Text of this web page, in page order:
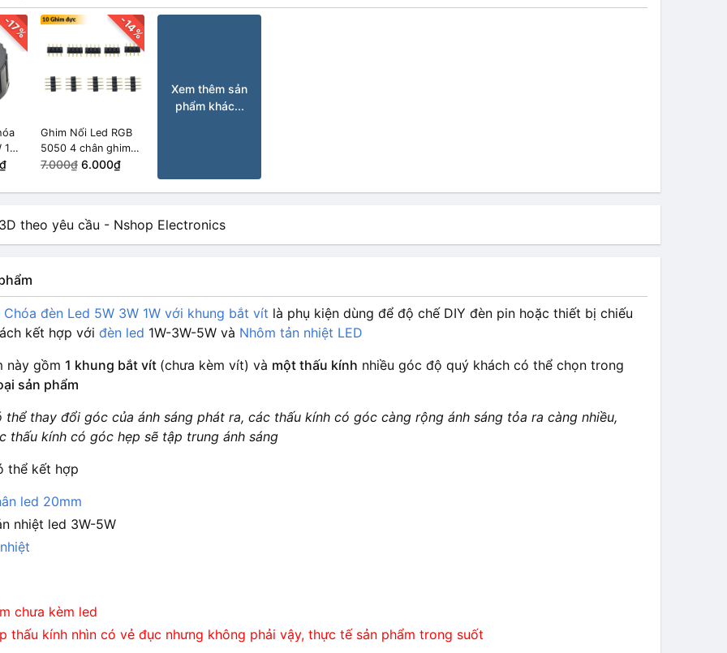
-17%
1W
-14%
Ghim Nối Led RGB
5050 4 chân ghim
đực (10 cái)
7.000₫ 6.000₫
Xem thêm sản
phẩm khác...
Chóa đèn Led 5W 3W 1W với khung bắt vít là phụ kiện dùng để độ chế DIY đèn pin hoặc thiết bị chiếu
kết hợp với đèn led 1W-3W-5W và Nhôm tản nhiệt LED
này gồm 1 khung bắt vít (chưa kèm vít) và một thấu kính nhiều góc độ quý khách có thể chọn trong
sản phẩm
thể thay đổi góc của ánh sáng phát ra, các thấu kính có góc càng rộng ánh sáng tỏa ra càng nhiều,
thấu kính có góc hẹp sẽ tập trung ánh sáng
thể kết hợp
led 20mm
nhiệt led 3W-5W
chưa kèm led
thấu kính nhìn có vẻ đục nhưng không phải vậy, thực tế sản phẩm trong suốt